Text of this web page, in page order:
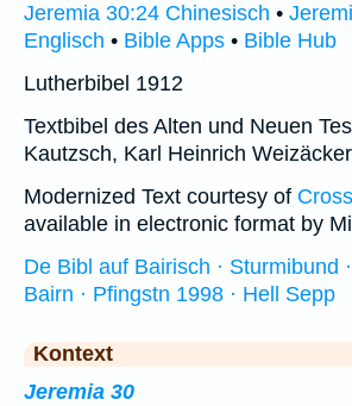
Jeremia 30:24 Chinesisch •
Englisch • Bible Apps • Bible Hub
Lutherbibel 1912
Textbibel des Alten und Neuen
Kautzsch, Karl Heinrich
Modernized Text courtesy of
available in electronic format by
De Bibl auf Bairisch · Sturmibund
Bairn · Pfingstn 1998 · Hell Sepp
Kontext
Jeremia 30